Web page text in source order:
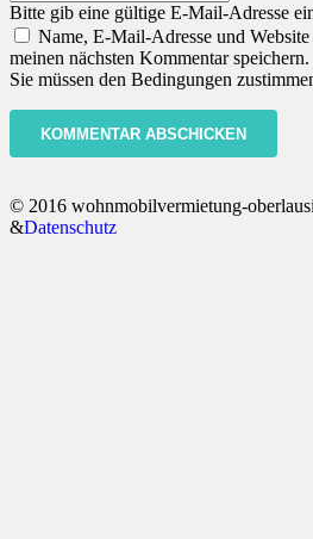
Bitte gib eine gültige E-Mail-Adresse
Name, E-Mail-Adresse und
meinen nächsten Kommentar speichern.
Sie müssen den Bedingungen
KOMMENTAR ABSCHICKEN
© 2016 wohnmobilvermietung-
&Datenschutz